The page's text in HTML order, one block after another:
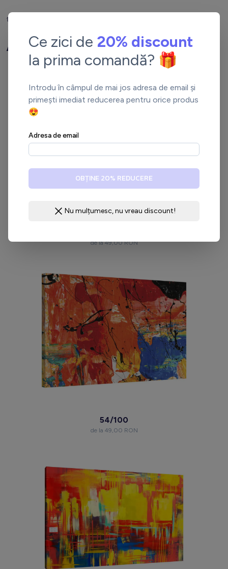
Tablouri Premium
Abstracte
de la 49,00 RON
54/100
de la 49,00 RON
Ce zici de 20% discount
la prima comandă? 🎁
Introdu în câmpul de mai jos adresa de email și
primești imediat reducerea pentru orice produs
😍
Adresa de email
OBȚINE 20% REDUCERE
Nu mulțumesc, nu vreau discount!